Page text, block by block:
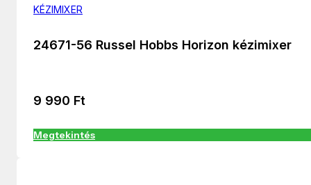
KÉZIMIXER
24671-56 Russel Hobbs Horizon kézimixer
9 990 Ft
Megtekintés